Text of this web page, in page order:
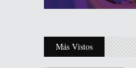
Más Vistos